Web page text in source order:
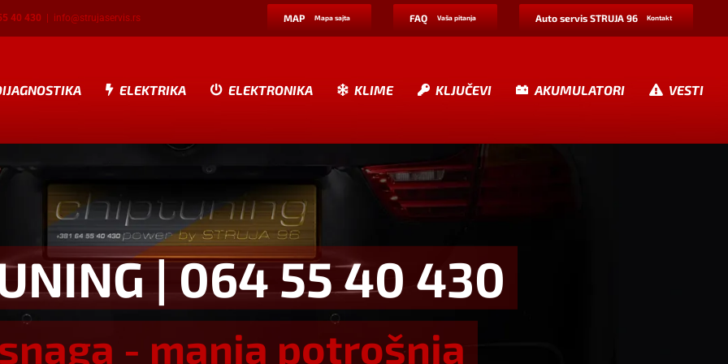
40 430 info@strujaservis.rs MAP Mapa sajta FAQ Vaša pitanja Auto servis STRUJA 96 Kontakt
ELEKTRIKA ELEKTRONIKA KLIME KLJUČEVI AKUMULATORI VESTI
| 064 55 40 430
- manja potrošnja